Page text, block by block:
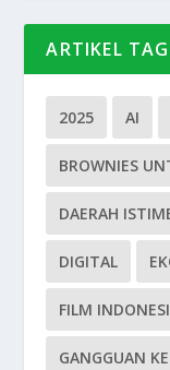
ARTIKEL TAG
2025 AI
BROWNIES
DAERAH
DIGITAL
FILM
GANGGUAN